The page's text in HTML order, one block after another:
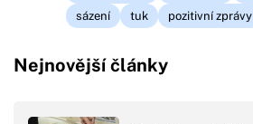
sázení
tuk pozitivní zprávy
Nejnovější články